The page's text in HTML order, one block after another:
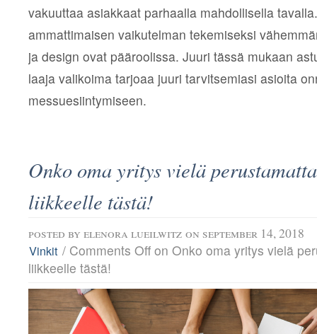
vakuuttaa asiakkaat parhaalla mahdollisella
ammattimaisen vaikutelman tekemiseksi
ja design ovat pääroolissa. Juuri tässä mukaan
laaja valikoima tarjoaa juuri tarvitsemiasi asioita
messuesiintymiseen.
Onko oma yritys vielä
liikkeelle tästä!
posted by elenora lueilwitz on september 14, 2018
Vinkit / Comments Off on Onko oma yritys vielä
liikkeelle tästä!